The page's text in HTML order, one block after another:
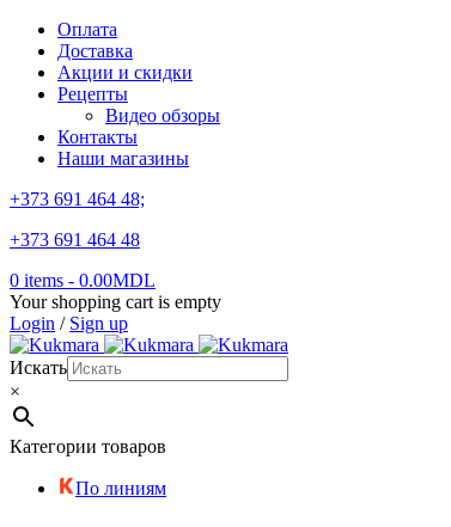
Оплата
Доставка
Акции и скидки
Рецепты
Видео обзоры
Контакты
Наши магазины
+373 691 464 48;
+373 691 464 48
0 items - 0.00MDL
Your shopping cart is empty
Login / Sign up
Искать
×
Категории товаров
По линиям